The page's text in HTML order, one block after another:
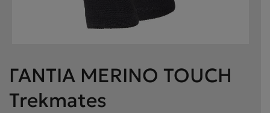
ΓΑΝΤΙΑ MERINO TOUCH
Trekmates